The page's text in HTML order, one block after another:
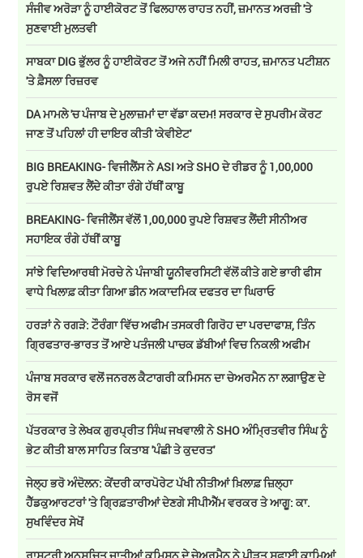
ਸੰਜੀਵ ਅਰੋੜਾ ਨੂੰ ਹਾਈਕੋਰਟ ਤੋਂ ਫਿਲਹਾਲ ਰਾਹਤ ਨਹੀਂ, ਜ਼ਮਾਨਤ ਅਰਜ਼ੀ 'ਤੇ
ਸੁਣਵਾਈ ਮੁਲਤਵੀ
ਸਾਬਕਾ DIG ਭੁੱਲਰ ਨੂੰ ਹਾਈਕੋਰਟ ਤੋਂ ਅਜੇ ਨਹੀਂ ਮਿਲੀ ਰਾਹਤ, ਜ਼ਮਾਨਤ ਪਟੀਸ਼ਨ
'ਤੇ ਫ਼ੈਸਲਾ ਰਿਜ਼ਰਵ
DA ਮਾਮਲੇ 'ਚ ਪੰਜਾਬ ਦੇ ਮੁਲਾਜ਼ਮਾਂ ਦਾ ਵੱਡਾ ਕਦਮ! ਸਰਕਾਰ ਦੇ ਸੁਪਰੀਮ ਕੋਰਟ
ਜਾਣ ਤੋਂ ਪਹਿਲਾਂ ਹੀ ਦਾਇਰ ਕੀਤੀ 'ਕੇਵੀਏਟ'
BIG BREAKING- ਵਿਜੀਲੈਂਸ ਨੇ ASI ਅਤੇ SHO ਦੇ ਰੀਡਰ ਨੂੰ 1,00,000
ਰੁਪਏ ਰਿਸ਼ਵਤ ਲੈਂਦੇ ਕੀਤਾ ਰੰਗੇ ਹੱਥੀਂ ਕਾਬੂ
BREAKING- ਵਿਜੀਲੈਂਸ ਵੱਲੋਂ 1,00,000 ਰੁਪਏ ਰਿਸ਼ਵਤ ਲੈਂਦੀ ਸੀਨੀਅਰ
ਸਹਾਇਕ ਰੰਗੇ ਹੱਥੀਂ ਕਾਬੂ
ਸਾਂਝੇ ਵਿਦਿਆਰਥੀ ਮੋਰਚੇ ਨੇ ਪੰਜਾਬੀ ਯੂਨੀਵਰਸਿਟੀ ਵੱਲੋਂ ਕੀਤੇ ਗਏ ਭਾਰੀ ਫੀਸ
ਵਾਧੇ ਖਿਲਾਫ਼ ਕੀਤਾ ਗਿਆ ਡੀਨ ਅਕਾਦਮਿਕ ਦਫਤਰ ਦਾ ਘਿਰਾਓ
ਹਰੜਾਂ ਨੇ ਰਗੜੇ: ਟੌਰੰਗਾ ਵਿੱਚ ਅਫੀਮ ਤਸਕਰੀ ਗਿਰੋਹ ਦਾ ਪਰਦਾਫਾਸ਼, ਤਿੰਨ
ਗ੍ਰਿਫਤਾਰ-ਭਾਰਤ ਤੋਂ ਆਏ ਪਤੰਜਲੀ ਪਾਚਕ ਡੱਬੀਆਂ ਵਿਚ ਨਿਕਲੀ ਅਫੀਮ
ਪੰਜਾਬ ਸਰਕਾਰ ਵਲੋਂ ਜਨਰਲ ਕੈਟਾਗਰੀ ਕਮਿਸਨ ਦਾ ਚੇਅਰਮੈਨ ਨਾ ਲਗਾਉਣ ਦੇ
ਰੋਸ ਵਜੋਂ
ਪੱਤਰਕਾਰ ਤੇ ਲੇਖਕ ਗੁਰਪ੍ਰੀਤ ਸਿੰਘ ਜਖਵਾਲੀ ਨੇ SHO ਅੰਮ੍ਰਿਤਵੀਰ ਸਿੰਘ ਨੂੰ
ਭੇਟ ਕੀਤੀ ਬਾਲ ਸਾਹਿਤ ਕਿਤਾਬ 'ਪੰਛੀ ਤੇ ਕੁਦਰਤ'
ਜੇਲ੍ਹ ਭਰੋ ਅੰਦੋਲਨ: ਕੇਂਦਰੀ ਕਾਰਪੋਰੇਟ ਪੱਖੀ ਨੀਤੀਆਂ ਖ਼ਿਲਾਫ਼ ਜ਼ਿਲ੍ਹਾ
ਹੈੱਡਕੁਆਰਟਰਾਂ 'ਤੇ ਗ੍ਰਿਫ਼ਤਾਰੀਆਂ ਦੇਣਗੇ ਸੀਪੀਐੱਮ ਵਰਕਰ ਤੇ ਆਗੂ: ਕਾ.
ਸੁਖਵਿੰਦਰ ਸੇਖੋਂ